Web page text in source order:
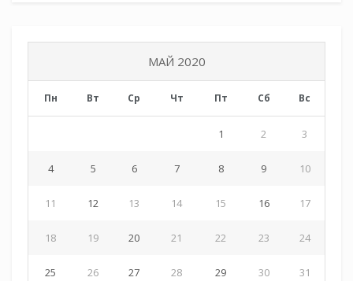
МАЙ 2020
Пн Вт Ср Чт Пт Сб Вс
1 2 3
4 5 6 7 8 9 10
11 12 13 14 15 16 17
18 19 20 21 22 23 24
25 26 27 28 29 30 31